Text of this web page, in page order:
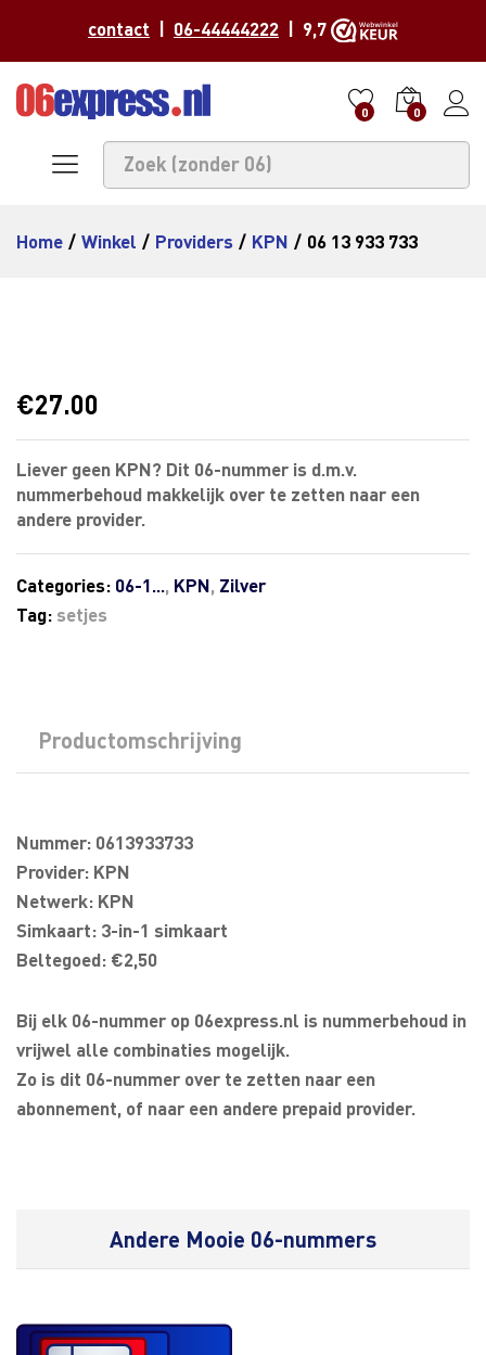
contact 06-44444222 | 9,7
0 0
Home / Winkel / Providers / KPN / 06 13 933 733
€27.00
Liever geen KPN? Dit 06-nummer is d.m.v.
nummerbehoud makkelijk over te zetten naar een
andere provider.
Categories: 06-1..., KPN, Zilver
Tag: setjes
Productomschrijving
Nummer: 0613933733
Provider: KPN
Netwerk: KPN
Simkaart: 3-in-1 simkaart
Beltegoed: €2,50
Bij elk 06-nummer op 06express.nl is nummerbehoud in
vrijwel alle combinaties mogelijk.
Zo is dit 06-nummer over te zetten naar een
abonnement, of naar een andere prepaid provider.
Andere Mooie 06-nummers